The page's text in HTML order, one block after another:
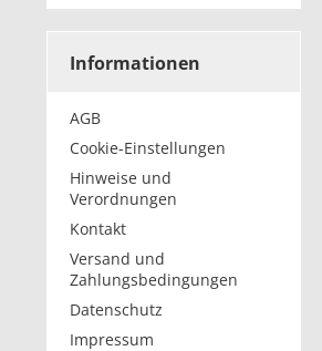
Informationen
AGB
Cookie-Einstellungen
Hinweise und
Verordnungen
Kontakt
Versand und
Zahlungsbedingungen
Datenschutz
Impressum